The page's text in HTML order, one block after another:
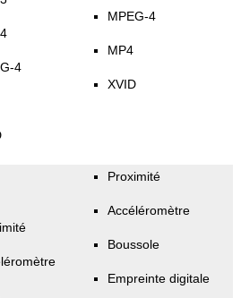
4
MPEG-4
MP4
XVID
Proximité
Accéléromètre
Boussole
Empreinte digitale